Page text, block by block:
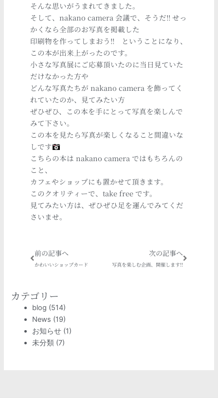
そんな思いがうまれてきました。
そして、nakano camera 会議で、そうだ!! せっ
かくなら全部のお写真を掲載した
印刷物を作ってしまおう!! ということになり、
この本が出来上がったのです。
小さな写真展にご応募頂いたのに当日見ていた
だけなかった方や
どんな写真たちが nakano camera を飾ってく
れていたのか、見てみたい方
ぜひぜひ、この本を手にとって写真を楽しんで
みて下さい。
この本を見たら写真が楽しくなること間違いな
しです
こちらの本は nakano camera ではもちろんの
こと、
カフェやショップにも置かせて頂きます。
このクオリティーで、take free です。
見てみたい方は、ぜひぜひ足を運んでみてくだ
さいませ。
Prev
前の記事へ
かわいいショップカード
次の記事へ
写真を楽しむ企画、開催します!!
Next
カテゴリー
blog (514)
News (19)
お知らせ (1)
未分類 (7)